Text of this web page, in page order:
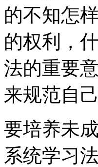
的不知怎
的权利，
法的重要
来规范自
要培养未
系统学习